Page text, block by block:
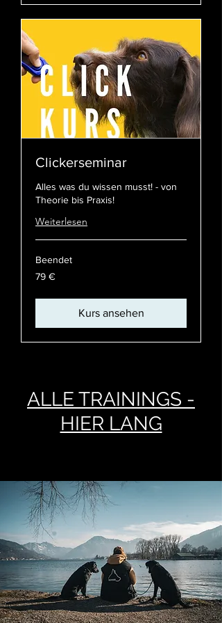
Clickerseminar
Alles was du wissen musst! - von
Theorie bis Praxis!
Weiterlesen
Beendet
79
Euro
79 €
Kurs ansehen
ALLE TRAININGS -
HIER LANG